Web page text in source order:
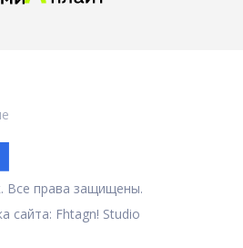
Все права защищены.
сайта: Fhtagn! Studio